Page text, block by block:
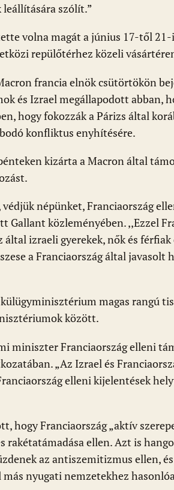
szólít.”
volna magát a június 17-től
repülőtérhez közeli
francia elnök csütörtökön
és Izrael megállapodott abban,
hogy fokozzák a Párizs által
konfliktus enyhítésére.
kizárta a Macron által
népünket, Franciaország
Gallant közleményében. ,,Ezzel
által izraeli gyerekek, nők és
a Franciaország által javasolt
magas rangú
között.
miniszter Franciaország elleni
„Az Izrael és
elleni kijelentések
hogy Franciaország „aktív
rakétatámadása ellen. Azt is
az antiszemitizmus ellen,
nyugati nemzetekhez